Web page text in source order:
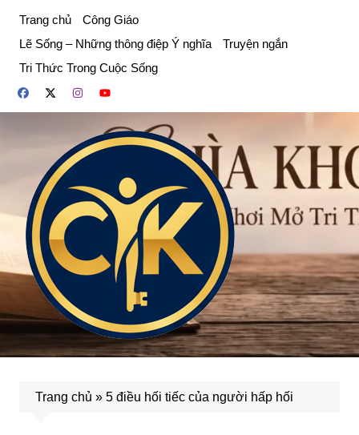
phần
dung
Trang chủ
Công Giáo
Lẽ Sống – Những thông điệp Ý nghĩa
Truyện ngắn
Tri Thức Trong Cuộc Sống
Trang chủ » 5 điều hối tiếc của người hấp hối